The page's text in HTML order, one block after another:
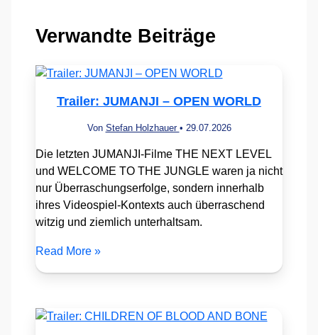
Verwandte Beiträge
Trailer: JUMANJI – OPEN WORLD
Von Stefan Holzhauer • 29.07.2026
Die letzten JUMANJI-Filme THE NEXT LEVEL
und WELCOME TO THE JUNGLE waren ja nicht
nur Überraschungserfolge, sondern innerhalb
ihres Videospiel-Kontexts auch überraschend
witzig und ziemlich unterhaltsam.
Read More »